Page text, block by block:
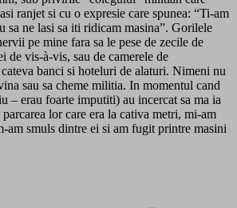
ranjet si cu o expresie care spunea: “Ti-am
sa ne lasi sa iti ridicam masina”. Gorilele
pe mine fara sa le pese de zecile de
de vis-à-vis, sau de camerele de
banci si hoteluri de alaturi. Nimeni nu
sau sa cheme militia. In momentul cand
– erau foarte imputiti) au incercat sa ma ia
lor care era la cativa metri, mi-am
am smuls dintre ei si am fugit printre masini